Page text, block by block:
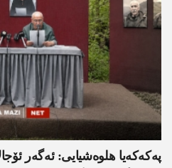
په‌كه‌كه‌یا هلوه‌شیایی: ئەگەر